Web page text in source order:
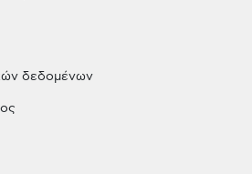
δεδομένων